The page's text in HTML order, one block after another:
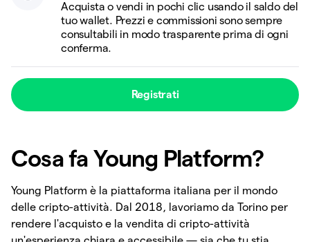
Acquista o vendi in pochi clic usando il saldo del
tuo wallet. Prezzi e commissioni sono sempre
consultabili in modo trasparente prima di ogni
conferma.
Registrati
Cosa fa Young Platform?
Young Platform è la piattaforma italiana per il mondo
delle cripto-attività. Dal 2018, lavoriamo da Torino per
rendere l'acquisto e la vendita di cripto-attività